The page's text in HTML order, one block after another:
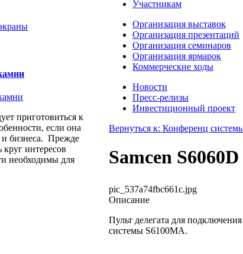
приготовиться к
если она
и бизнеса. Прежде
круг интересов
необходимы для
Участникам
Организация выставок
Организация презентаций
Организация семинаров
Организация ярмарок
Коммерческие ходы
Новости
Пресс-релизы
Инвестиционный проект
Вернуться к: Конференц
Samcen S6060D
pic_537a74fbc661c.jpg
Описание
Пульт делегата для
системы S6100MA.